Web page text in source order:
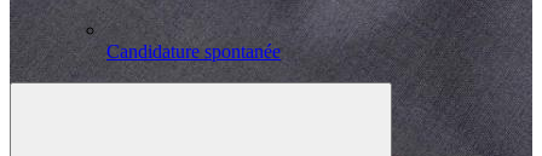
Candidature spontanée